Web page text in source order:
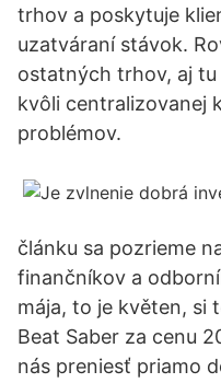
trhov a poskytuje
uzatváraní stávok.
ostatných trhov, aj
kvôli centralizovanej
problémov.
článku sa pozrieme
finančníkov a
mája, to je květen, si
Beat Saber za cenu
nás preniesť priamo